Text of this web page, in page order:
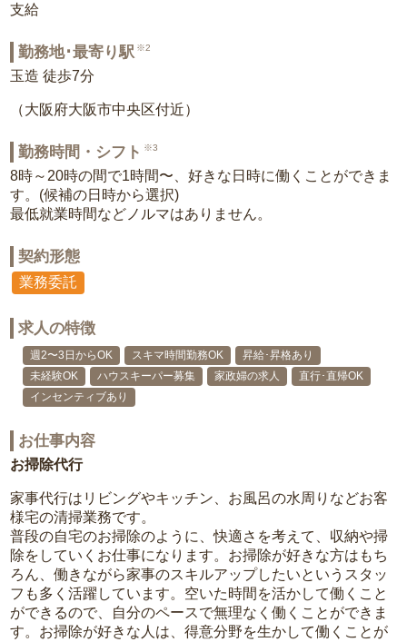
支給
勤務地･最寄り駅 ※2
玉造 徒歩7分
（大阪府大阪市中央区付近）
勤務時間・シフト ※3
8時～20時の間で1時間〜、好きな日時に働くことができま
す。(候補の日時から選択)
最低就業時間などノルマはありません。
契約形態
業務委託
求人の特徴
週2〜3日からOK スキマ時間勤務OK
昇給･昇格あり
未経験OK
ハウスキーパー募集 家政婦の求人
直行･直帰OK
インセンティブあり
お仕事内容
お掃除代行
家事代行はリビングやキッチン、お風呂の水周りなどお客
様宅の清掃業務です。
普段の自宅のお掃除のように、快適さを考えて、収納や掃
除をしていくお仕事になります。お掃除が好きな方はもち
ろん、働きながら家事のスキルアップしたいというスタッ
フも多く活躍しています。空いた時間を活かして働くこと
ができるので、自分のペースで無理なく働くことができま
す。お掃除が好きな人は、得意分野を生かして働くことが